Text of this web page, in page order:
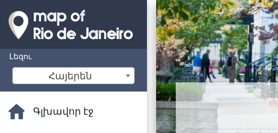
Լեզու
Հայերեն
Գլխավոր էջ